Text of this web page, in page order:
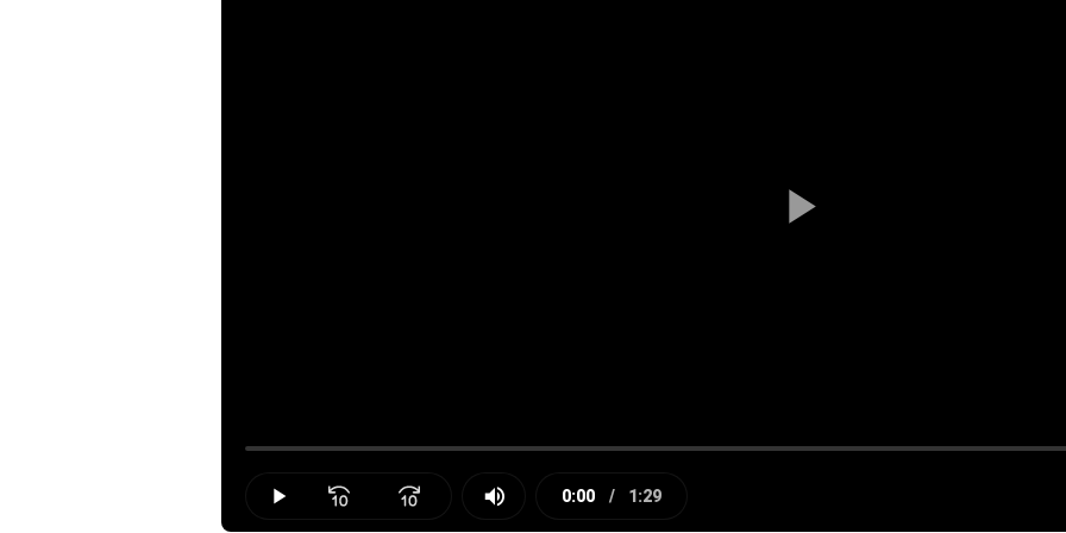
Loaded:
Play Mute 0:00
/
1:29